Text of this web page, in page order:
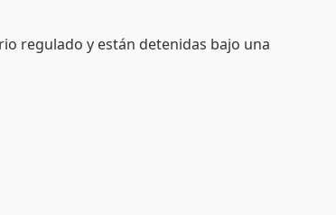
regulado y están detenidas bajo una